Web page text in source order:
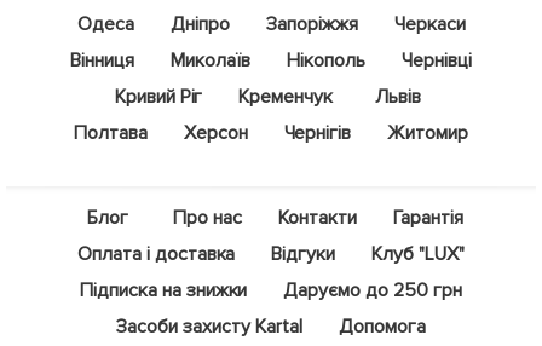
Одеса
Дніпро Запоріжжя
Черкаси
Вінниця
Миколаїв Нікополь
Чернівці
Кривий Ріг
Кременчук
Львів
Полтава
Херсон Чернігів Житомир
Блог Про нас Контакти
Гарантія
Оплата і доставка
Відгуки
Клуб "LUX"
Підписка на знижки
Даруємо до 250 грн
Засоби захисту Kartal
Допомога